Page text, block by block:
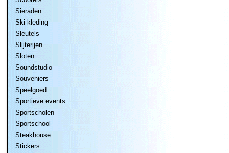
Sieraden
Ski-kleding
Sleutels
Slijterijen
Sloten
Soundstudio
Souveniers
Speelgoed
Sportieve events
Sportscholen
Sportschool
Steakhouse
Stickers